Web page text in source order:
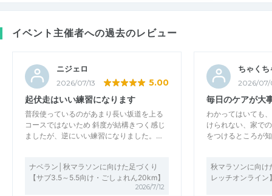
イベント主催者への過去のレビュー
ニジェロ
2026/07/13 5.00
起伏走はいい練習になります
普段使っているのがあまり長い坂道を上る
コースではないため 斜度が結構きつく感じ
ましたが、逆にいい練習になりました。…
ナベラン│秋マラソンに向けた足づくり
【サブ3.5～5.5向け・ごしょれん20km】
2026/7/12
ちゃくち
2026/
毎日のケアが大
わかってはいても
けられない、家で
をつけるところが
秋マラソンに向
レッチオンライン